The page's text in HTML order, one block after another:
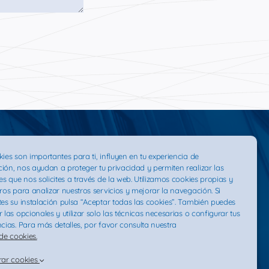
son importantes para ti, influyen en tu experiencia de
nos ayudan a proteger tu privacidad y permiten realizar las
que nos solicites a través de la web. Utilizamos cookies propias y
para analizar nuestros servicios y mejorar la navegación. Si
su instalación pulsa “Aceptar todas las cookies”. También puedes
las opcionales y utilizar solo las técnicas necesarias o configurar tus
Para más detalles, por favor consulta nuestra
cookies.
cookies